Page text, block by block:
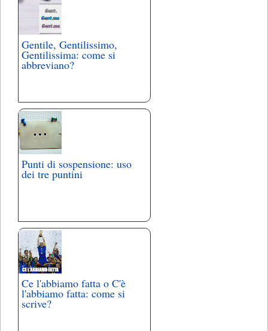
Gentile, Gentilissimo,
Gentilissima: come si
abbreviano?
Punti di sospensione: uso
dei tre puntini
Ce l'abbiamo fatta o C'è
l'abbiamo fatta: come si
scrive?